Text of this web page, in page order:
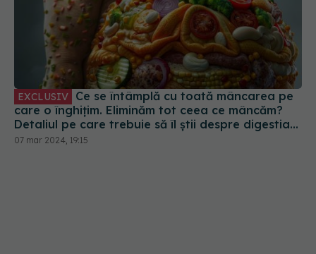
EXCLUSIV
care o înghițim. Eliminăm tot ceea ce mâncăm?
Detaliul pe care trebuie să îl știi despre digestia
ta
07 mar 2024, 19:15